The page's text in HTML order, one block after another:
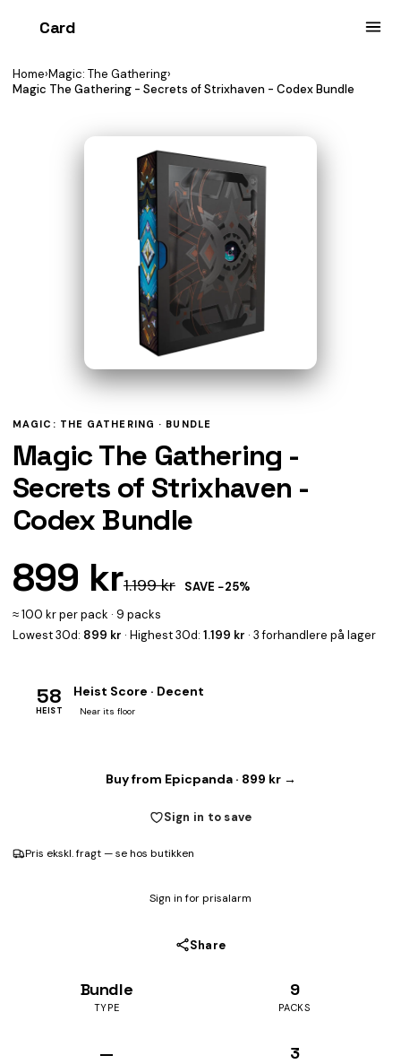
Card
Home›Magic: The Gathering›
Magic The Gathering - Secrets of Strixhaven - Codex Bundle
MAGIC: THE GATHERING · BUNDLE
Magic The Gathering -
Secrets of Strixhaven -
Codex Bundle
899 kr1.199 kr
SAVE −25%
≈ 100 kr per pack · 9 packs
Lowest 30d: 899 kr · Highest 30d: 1.199 kr · 3 forhandlere på lager
58
HEIST
Heist Score · Decent
Near its floor
Buy from Epicpanda · 899 kr →
Sign in to save
Pris ekskl. fragt — se hos butikken
Sign in for prisalarm
Share
Bundle
TYPE
9
PACKS
— 3